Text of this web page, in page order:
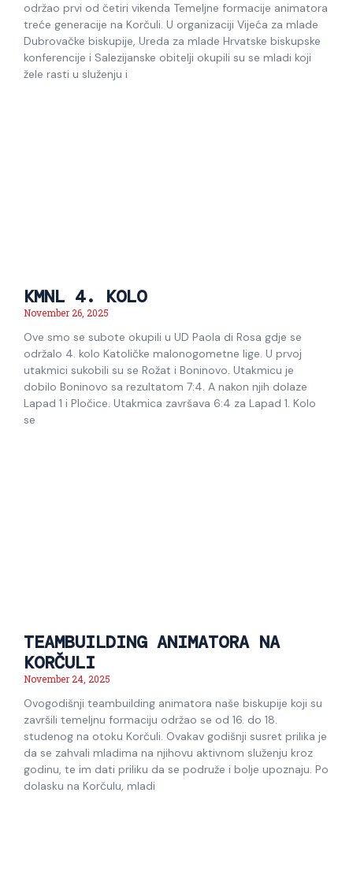
održao prvi od četiri vikenda Temeljne formacije animatora
treće generacije na Korčuli. U organizaciji Vijeća za mlade
Dubrovačke biskupije, Ureda za mlade Hrvatske biskupske
konferencije i Salezijanske obitelji okupili su se mladi koji
žele rasti u služenju i
KMNL 4. KOLO
November 26, 2025
Ove smo se subote okupili u UD Paola di Rosa gdje se
održalo 4. kolo Katoličke malonogometne lige. U prvoj
utakmici sukobili su se Rožat i Boninovo. Utakmicu je
dobilo Boninovo sa rezultatom 7:4. A nakon njih dolaze
Lapad 1 i Pločice. Utakmica završava 6:4 za Lapad 1. Kolo
se
TEAMBUILDING ANIMATORA NA
KORČULI
November 24, 2025
Ovogodišnji teambuilding animatora naše biskupije koji su
završili temeljnu formaciju održao se od 16. do 18.
studenog na otoku Korčuli. Ovakav godišnji susret prilika je
da se zahvali mladima na njihovu aktivnom služenju kroz
godinu, te im dati priliku da se podruže i bolje upoznaju. Po
dolasku na Korčulu, mladi